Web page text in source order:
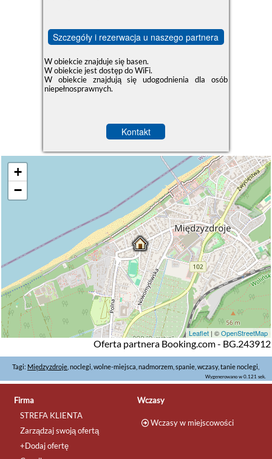
Szczegóły i rezerwacja u naszego partnera
W obiekcie znajduje się basen.
W obiekcie jest dostęp do WiFi.
W obiekcie znajdują się udogodnienia dla osób
niepełnosprawnych.
Kontakt
+
−
Leaflet | ©OpenStreetMap
Oferta partnera Booking.com - BG.243912
Tagi: Międzyzdroje , noclegi, wolne-miejsca, nadmorzem, spanie, wczasy, tanie noclegi,
Wygenerowano w 0.121 sek.
Firma
STREFA KLIENTA
Zarządzaj swoją ofertą
+Dodaj ofertę
Wczasy
Wczasy w miejscowości